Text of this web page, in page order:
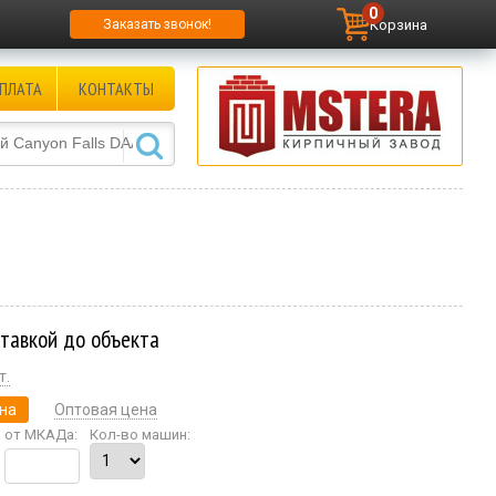
Заказать звонок! Корзина
0
КОНТАКТЫ
до объекта
Оптовая цена
от МКАДа: Кол-во машин: